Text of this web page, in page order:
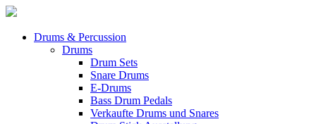
Drums & Percussion
Drums
Drum Sets
Snare Drums
E-Drums
Bass Drum Pedals
Verkaufte Drums und Snares